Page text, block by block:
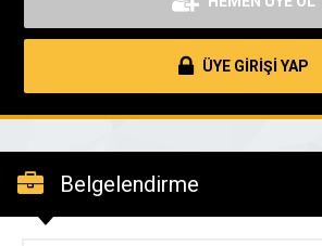
ÜYE GİRİŞİ YAP
Belgelendirme